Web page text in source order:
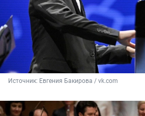
Источник: Евгения Бакирова / vk.com